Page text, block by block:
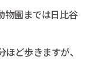
物園までは日比谷
ど歩きますが、